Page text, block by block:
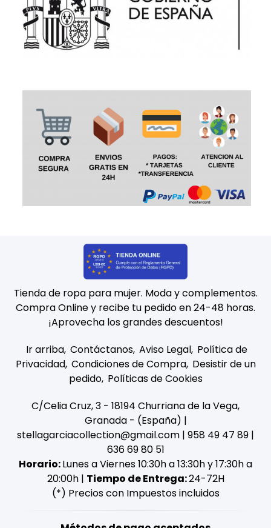
Tienda de ropa para mujer. Moda y complementos.
Compra Online y recibe tu pedido en 24-48 horas.
¡Aprovecha los grandes descuentos!
Ir arriba Contáctanos Aviso Legal Política de
Privacidad Condiciones de Compra Desistir de un
pedido Políticas de Cookies
C/Celia Cruz, 3 - 18194 Churriana de la Vega,
Granada - (España) |
stellagarciacollection@gmail.com | 958 49 47 89 |
636 69 80 51
Horario:Lunes a Viernes 10:30h a 13:30h y 17:30h a
20:00h | Tiempo de Entrega:24-72H
(*) Precios con Impuestos incluidos